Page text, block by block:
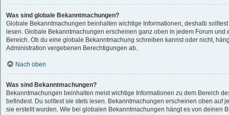
Was sind globale Bekanntmachungen?
Globale Bekanntmachungen beinhalten wichtige Informationen, deshalb
lesen. Globale Bekanntmachungen erscheinen ganz oben in jedem Forum
Bereich. Ob du eine globale Bekanntmachung schreiben kannst oder nicht,
Administration vergebenen Berechtigungen ab.
Nach oben
Was sind Bekanntmachungen?
Bekanntmachungen beinhalten meist wichtige Informationen zu dem Bereich
befindest. Du solltest sie stets lesen. Bekanntmachungen erscheinen oben auf
sie erstellt wurden. Wie bei globalen Bekanntmachungen hängt es von deinen